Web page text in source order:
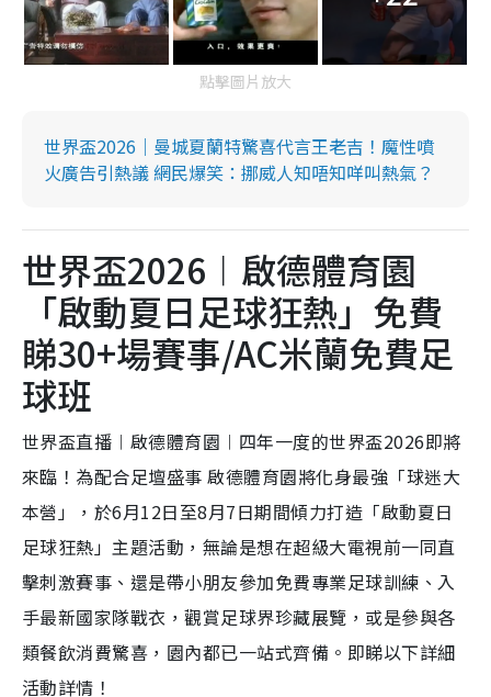
點擊圖片放大
世界盃2026｜曼城夏蘭特驚喜代言王老吉！魔性噴
火廣告引熱議 網民爆笑：挪威人知唔知咩叫熱氣？
世界盃2026︱啟德體育園
「啟動夏日足球狂熱」免費
睇30+場賽事/AC米蘭免費足
球班
世界盃直播︱啟德體育園︱四年一度的世界盃2026即將
來臨！為配合足壇盛事 啟德體育園將化身最強「球迷大
本營」，於6月12日至8月7日期間傾力打造「啟動夏日
足球狂熱」主題活動，無論是想在超級大電視前一同直
擊刺激賽事、還是帶小朋友參加免費專業足球訓練、入
手最新國家隊戰衣，觀賞足球界珍藏展覽，或是參與各
類餐飲消費驚喜，園內都已一站式齊備。即睇以下詳細
活動詳情！